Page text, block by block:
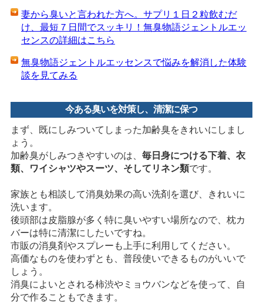
妻から臭いと言われた方へ。サプリ１日２粒飲むだ
け、最短７日間でスッキリ！無臭物語ジェントルエッ
センスの詳細はこちら
無臭物語ジェントルエッセンスで悩みを解消した体験
談を見てみる
今ある臭いを対策し、清潔に保つ
まず、既にしみついてしまった加齢臭をきれいにしまし
ょう。
加齢臭がしみつきやすいのは、 毎日身につける下着、衣
類、ワイシャツやスーツ、そしてリネン類です。
家族とも相談して消臭効果の高い洗剤を選び、きれいに
洗います。
後頭部は皮脂腺が多く特に臭いやすい場所なので、枕カ
バーは特に清潔にしたいですね。
市販の消臭剤やスプレーも上手に利用してください。
高価なものを使わずとも、普段使いできるものがいいで
しょう。
消臭によいとされる柿渋やミョウバンなどを使って、自
分で作ることもできます。